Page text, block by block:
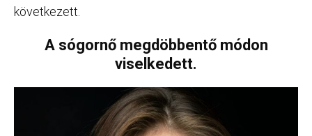
következett.
A sógornő megdöbbentő módon
viselkedett.